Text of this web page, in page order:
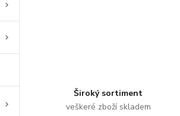
Široký sortiment
veškeré zboží skladem